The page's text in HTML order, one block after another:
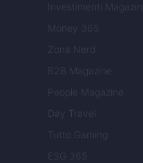
Investimenti Magazine
Money 365
Zona Nerd
B2B Magazine
People Magazine
Day Travel
Tutto Gaming
ESG 365